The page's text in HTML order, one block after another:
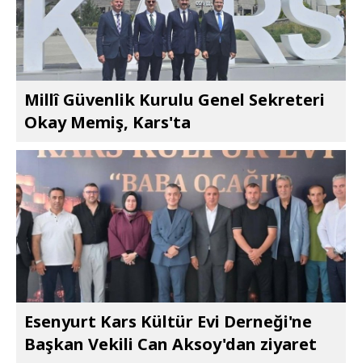
Millî Güvenlik Kurulu Genel Sekreteri
Okay Memiş, Kars'ta
Esenyurt Kars Kültür Evi Derneği'ne
Başkan Vekili Can Aksoy'dan ziyaret